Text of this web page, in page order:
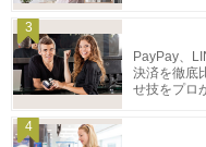
3
PayPay、
決済を徹底
せ技をプロ
4